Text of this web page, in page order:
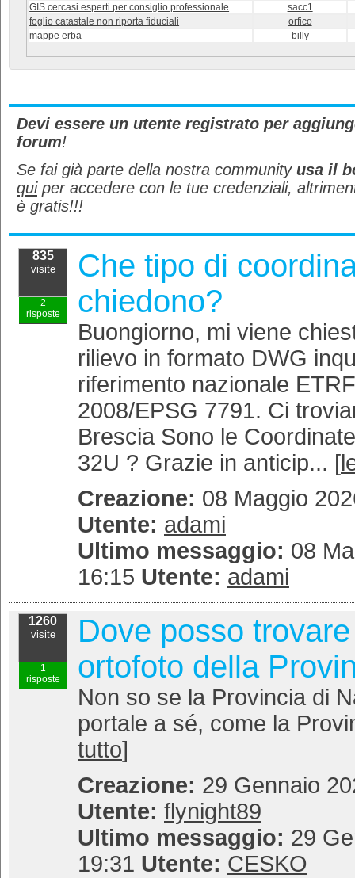
GIS cercasi esperti per consiglio professionale
sacc1
foglio catastale non riporta fiduciali
orfico
mappe erba
billy
Devi essere un utente registrato per
forum!
Se fai già parte della nostra community usa il
quiper accedere con le tue credenziali,
è gratis!!!
835
visite
2
risposte
Che tipo di
chiedono?
Buongiorno, mi viene
rilievo in formato DWG
riferimento nazionale
2008/EPSG 7791. Ci
Brescia Sono le
32U ? Grazie in anticip... [
Creazione: 08 Maggio
Utente: adami
Ultimo messaggio: 08
16:15 Utente: adami
1260
visite
1
risposte
Dove posso
ortofoto della
Non so se la Provincia di
portale a sé, come la
tutto]
Creazione: 29 Gennaio
Utente: flynight89
Ultimo messaggio: 29
19:31 Utente: CESKO